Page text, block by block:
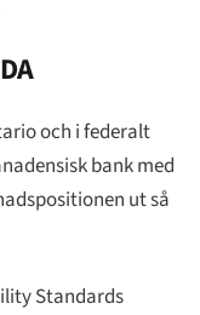
och i federalt
bank med
ut så
Standards